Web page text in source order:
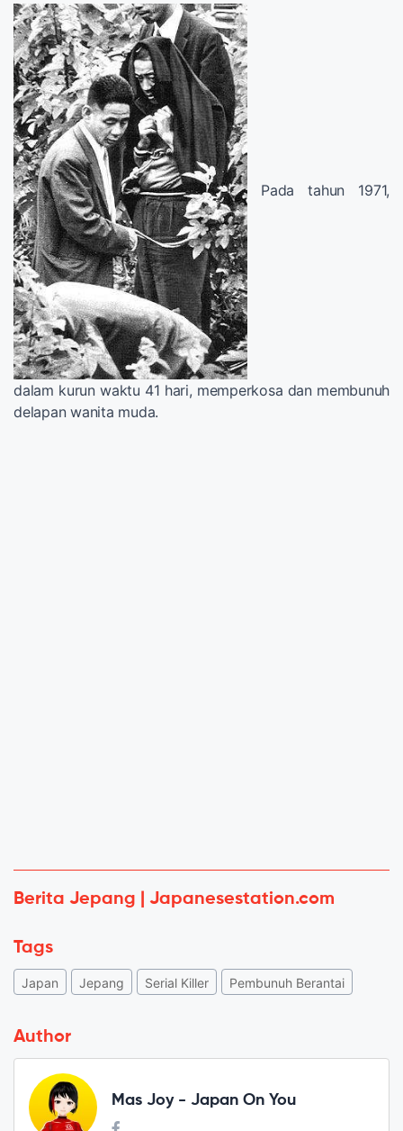
Pada tahun 1971,
dalam kurun waktu 41 hari, memperkosa dan membunuh
delapan wanita muda.
Berita Jepang | Japanesestation.com
Tags
Japan Jepang Serial Killer Pembunuh Berantai
Author
Mas Joy - Japan On You